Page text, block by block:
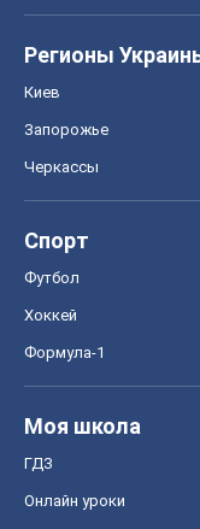
Регионы
Киев
Запорожье
Черкассы
Спорт
Футбол
Хоккей
Формула-1
Моя школа
ГДЗ
Онлайн уроки